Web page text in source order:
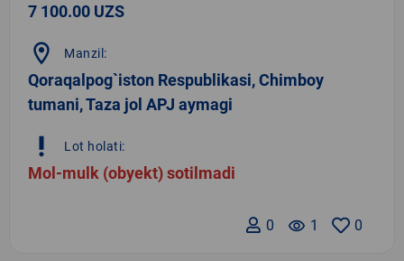
7 100.00 UZS
location_on Manzil:
Qoraqalpog`iston Respublikasi, Chimboy
tumani, Taza jol APJ aymagi
priority_high Lot holati:
Mol-mulk (obyekt) sotilmadi
0
remove_red_eye 1
0